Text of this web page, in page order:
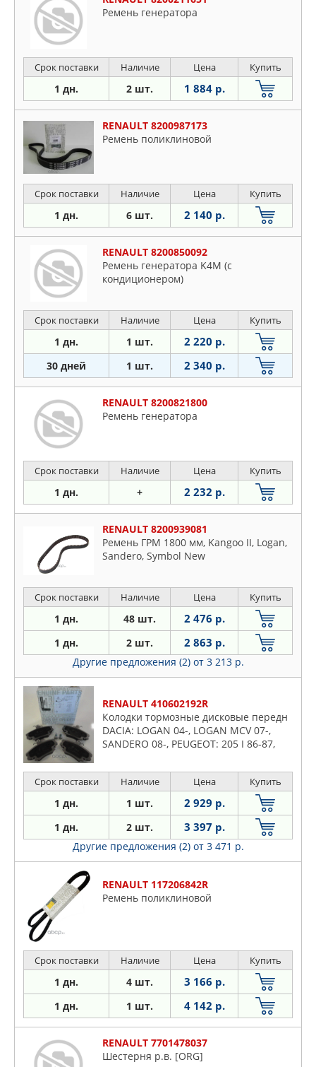
Ремень генератора
Срок поставки Наличие Цена Купить
1 дн. 2 шт. 1 884 р.
RENAULT 8200987173
Ремень поликлиновой
Срок поставки Наличие Цена Купить
1 дн. 6 шт. 2 140 р.
RENAULT 8200850092
Ремень генератора K4M (с
кондиционером)
Срок поставки Наличие Цена Купить
1 дн. 1 шт. 2 220 р.
30 дней 1 шт. 2 340 р.
RENAULT 8200821800
Ремень генератора
Срок поставки Наличие Цена Купить
1 дн. + 2 232 р.
RENAULT 8200939081
Ремень ГРМ 1800 мм, Kangoo II, Logan,
Sandero, Symbol New
Срок поставки Наличие Цена Купить
1 дн. 48 шт. 2 476 р.
1 дн. 2 шт. 2 863 р.
Другие предложения (2) от 3 213 р.
RENAULT 410602192R
Колодки тормозные дисковые передн
DACIA: LOGAN 04-, LOGAN MCV 07-,
SANDERO 08-, PEUGEOT: 205 I 86-87,
85-89, 309 II 89-93
Срок поставки Наличие Цена Купить
1 дн. 1 шт. 2 929 р.
1 дн. 2 шт. 3 397 р.
Другие предложения (2) от 3 471 р.
RENAULT 117206842R
Ремень поликлиновой
Срок поставки Наличие Цена Купить
1 дн. 4 шт. 3 166 р.
1 дн. 1 шт. 4 142 р.
RENAULT 7701478037
Шестерня р.в. [ORG]